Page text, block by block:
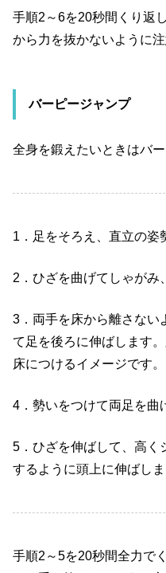
手順2 ～6を20秒間くり返
から力を抜かないように注
バーピージャンプ
全身を鍛えたいときはバ
1 ．足をそろえ、直立の姿
2 ．ひざを曲げてしゃがみ
3 ．両手を床から離さな
て足を後ろに伸ばします
床につけるイメージです。
4 ．勢いをつけて両足を曲
5 ．ひざを伸ばして、高
するように頭上に伸ばしま
手順2 ～5を20秒間全力で